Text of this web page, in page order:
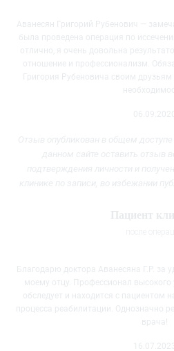
Аванесян Григорий Рубенович —
была проведена операция по
отлично, я очень довольна
отношение и профессионализм.
Григория Рубеновича своим
06.09.2020
Отзыв опубликован в общем доступе
данном сайте оставить отзыв
подтверждения личности и
клинике
по записи, во избежании
Пациент
Благодарю доктора Аванесяна Г.Р. за
моему отцу. Профессионал высокого
обследует и находится с пациентом
процесса
реабилитации. Однозначно
врача!
16.07.2023